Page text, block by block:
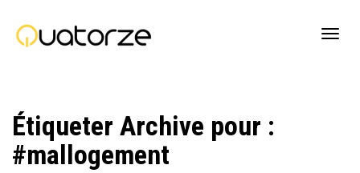
Étiqueter Archive pour :
#mallogement